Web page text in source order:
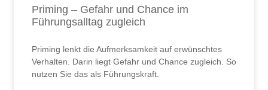
Priming – Gefahr und Chance im
Führungsalltag zugleich
Priming lenkt die Aufmerksamkeit auf erwünschtes
Verhalten. Darin liegt Gefahr und Chance zugleich. So
nutzen Sie das als Führungskraft.